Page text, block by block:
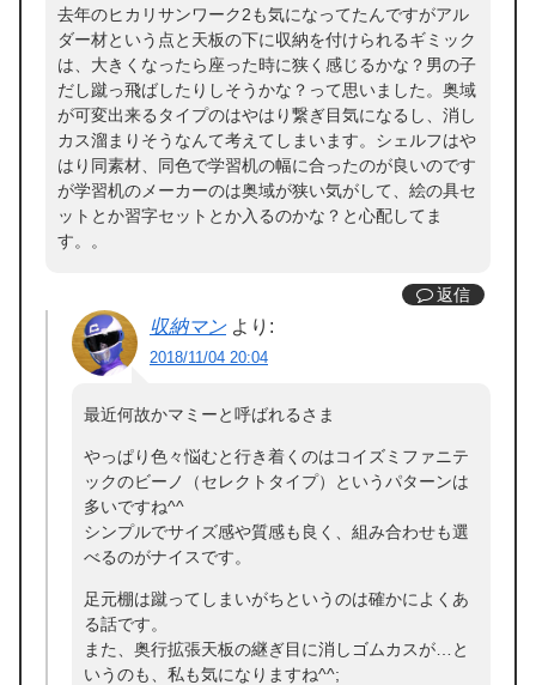
去年のヒカリサンワーク2も気になってたんですがアル
ダー材という点と天板の下に収納を付けられるギミック
は、大きくなったら座った時に狭く感じるかな？男の子
だし蹴っ飛ばしたりしそうかな？って思いました。奥域
が可変出来るタイプのはやはり繋ぎ目気になるし、消し
カス溜まりそうなんて考えてしまいます。シェルフはや
はり同素材、同色で学習机の幅に合ったのが良いのです
が学習机のメーカーのは奥域が狭い気がして、絵の具セ
ットとか習字セットとか入るのかな？と心配してま
す。。
返信
収納マン より:
2018/11/04 20:04
最近何故かマミーと呼ばれるさま
やっぱり色々悩むと行き着くのはコイズミファニテ
ックのビーノ（セレクトタイプ）というパターンは
多いですね^^
シンプルでサイズ感や質感も良く、組み合わせも選
べるのがナイスです。
足元棚は蹴ってしまいがちというのは確かによくあ
る話です。
また、奥行拡張天板の継ぎ目に消しゴムカスが…と
いうのも、私も気になりますね^^;